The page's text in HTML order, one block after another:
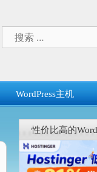
索：
WordPress主机
性价比高的